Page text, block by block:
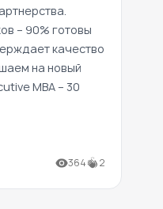
– 90% готовы
качество
на новый
MBA – 30
364 2